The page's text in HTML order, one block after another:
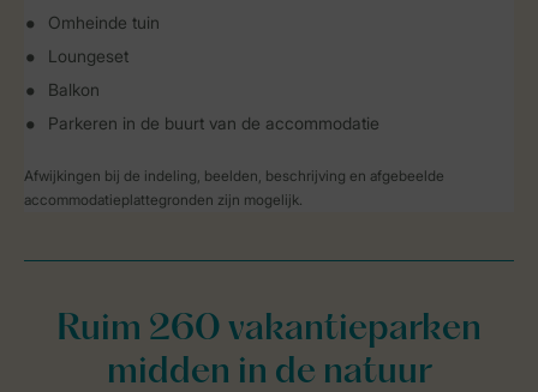
Omheinde tuin
Loungeset
Balkon
Parkeren in de buurt van de accommodatie
Afwijkingen bij de indeling, beelden, beschrijving en afgebeelde
accommodatieplattegronden zijn mogelijk.
Ruim 260 vakantieparken
midden in de natuur